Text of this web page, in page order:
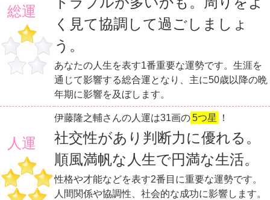
総運
く見て協調して過ごしましょ
う。
あなたの人生を表す1番重要な運勢です。生涯を
通じて影響する総合運となり、主に50歳以降の晩
年期に影響を及ぼします。
人運
伊藤隆之輔さんの人運は31画の5つ星 ！
社交性があり判断力に優れる。
順風満帆な人生で円満な生活。
性格や才能などを表す2番目に重要な運勢です。
人間関係や協調性、社会的な成功に影響します。